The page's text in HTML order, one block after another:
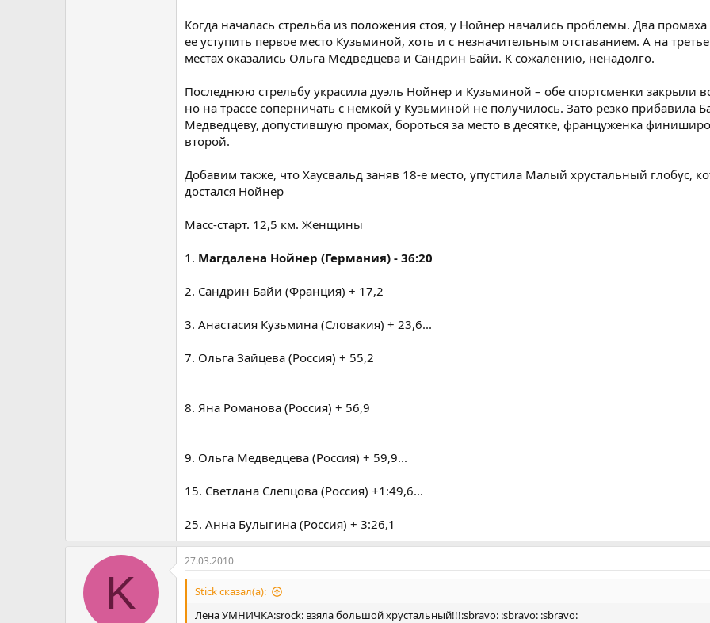
Когда началась стрельба из положения стоя, у Нойнер начались проблемы. Два
ее уступить первое место Кузьминой, хоть и с незначительным отставанием. А на
местах оказались Ольга Медведцева и Сандрин Байи. К сожалению, ненадолго.
Последнюю стрельбу украсила дуэль Нойнер и Кузьминой – обе спортсменки закрыли
но на трассе соперничать с немкой у Кузьминой не получилось. Зато резко прибавила
Медведцеву, допустившую промах, бороться за место в десятке, француженка
второй.
Добавим также, что Хаусвальд заняв 18-е место, упустила Малый хрустальный глобус,
достался Нойнер
Масс-старт. 12,5 км. Женщины
1. Магдалена Нойнер (Германия) - 36:20
2. Сандрин Байи (Франция) + 17,2
3. Анастасия Кузьмина (Словакия) + 23,6...
7. Ольга Зайцева (Россия) + 55,2
8. Яна Романова (Россия) + 56,9
9. Ольга Медведцева (Россия) + 59,9...
15. Светлана Слепцова (Россия) +1:49,6...
25. Анна Булыгина (Россия) + 3:26,1
K
27.03.2010
Stick сказал(а):
Лена УМНИЧКА:srock: взяла большой хрустальный!!!:sbravo: :sbravo: :sbravo: